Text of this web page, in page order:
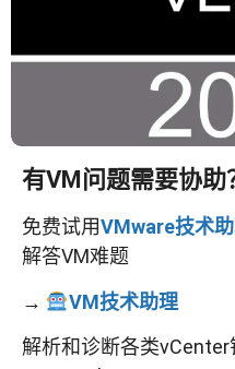
有VM问题需要协助
免费试用VMware技术
解答VM难题
→
VM技术助理
解析和诊断各类